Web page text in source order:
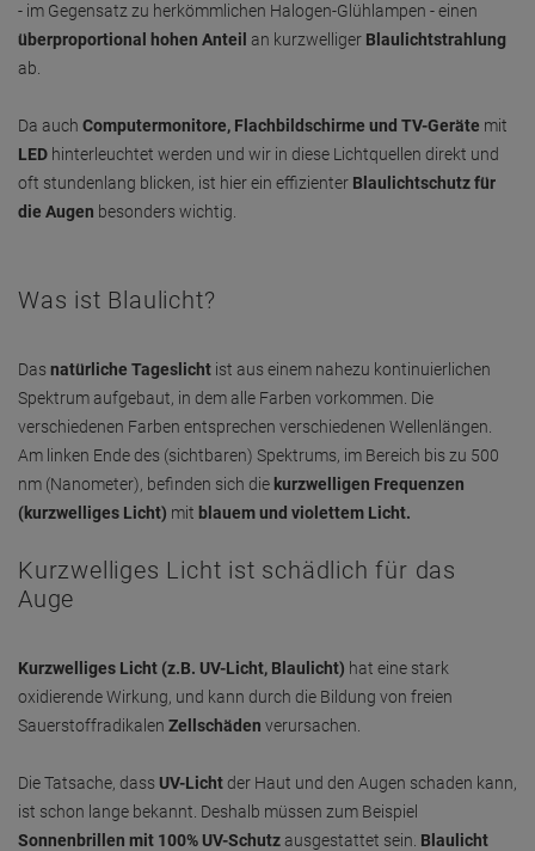
- im Gegensatz zu herkömmlichen Halogen-Glühlampen - einen
überproportional hohen Anteil an kurzwelliger Blaulichtstrahlung
ab.
Da auch Computermonitore, Flachbildschirme und TV-Geräte mit
LED hinterleuchtet werden und wir in diese Lichtquellen direkt und
oft stundenlang blicken, ist hier ein effizienter Blaulichtschutz für
die Augen besonders wichtig.
Was ist Blaulicht?
Dasnatürliche Tageslicht ist aus einem nahezu kontinuierlichen
Spektrum aufgebaut, in dem alle Farben vorkommen. Die
verschiedenen Farben entsprechen verschiedenen Wellenlängen.
Am linken Ende des (sichtbaren) Spektrums, im Bereich bis zu 500
nm (Nanometer), befinden sich die kurzwelligen Frequenzen
(kurzwelliges Licht) mit blauem und violettem Licht.
Kurzwelliges Licht ist schädlich für das
Auge
Kurzwelliges Licht (z.B. UV-Licht, Blaulicht) hat eine stark
oxidierende Wirkung, und kann durch die Bildung von freien
Sauerstoffradikalen Zellschäden verursachen.
Die Tatsache, dass UV-Licht der Haut und den Augen schaden kann,
ist schon lange bekannt. Deshalb müssen zum Beispiel
Sonnenbrillen mit 100% UV-Schutzausgestattet sein. Blaulicht